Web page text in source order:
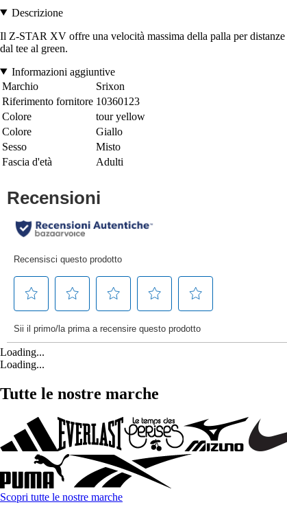
Descrizione
Il Z-STAR XV offre una velocità massima della palla per
dal tee al green.
Informazioni aggiuntive
Marchio
Srixon
Riferimento fornitore 10360123
Colore
tour yellow
Colore
Giallo
Sesso
Misto
Fascia d'età
Adulti
Loading...
Loading...
Tutte le nostre marche
Scopri tutte le nostre marche